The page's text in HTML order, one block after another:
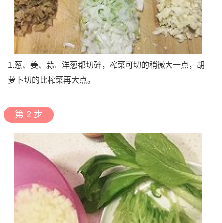
1.葱、姜、蒜、洋葱都切碎，榨菜可切的稍微大一点，胡
萝卜切的比榨菜再大点。
第 2 步